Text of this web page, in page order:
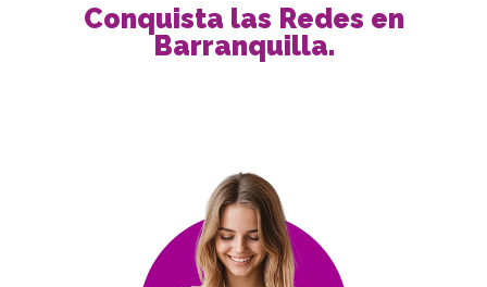
Conquista las Redes en
Barranquilla.